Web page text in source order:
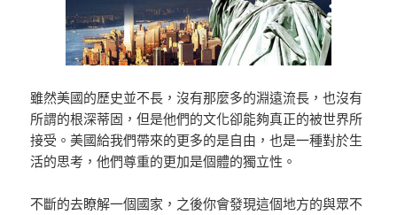
雖然美國的歷史並不長，沒有那麼多的淵遠流長，也沒有
所謂的根深蒂固，但是他們的文化卻能夠真正的被世界所
接受。美國給我們帶來的更多的是自由，也是一種對於生
活的思考，他們尊重的更加是個體的獨立性。
不斷的去瞭解一個國家，之後你會發現這個地方的與眾不